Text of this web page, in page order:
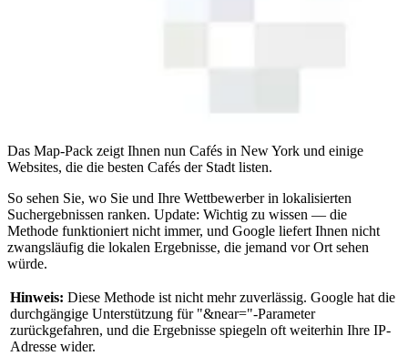
Das Map-Pack zeigt Ihnen nun Cafés in New York und einige
Websites, die die besten Cafés der Stadt listen.
So sehen Sie, wo Sie und Ihre Wettbewerber in lokalisierten
Suchergebnissen ranken. Update: Wichtig zu wissen — die
Methode funktioniert nicht immer, und Google liefert Ihnen nicht
zwangsläufig die lokalen Ergebnisse, die jemand vor Ort sehen
würde.
Hinweis: Diese Methode ist nicht mehr zuverlässig. Google hat die
durchgängige Unterstützung für "&near="-Parameter
zurückgefahren, und die Ergebnisse spiegeln oft weiterhin Ihre IP-
Adresse wider.